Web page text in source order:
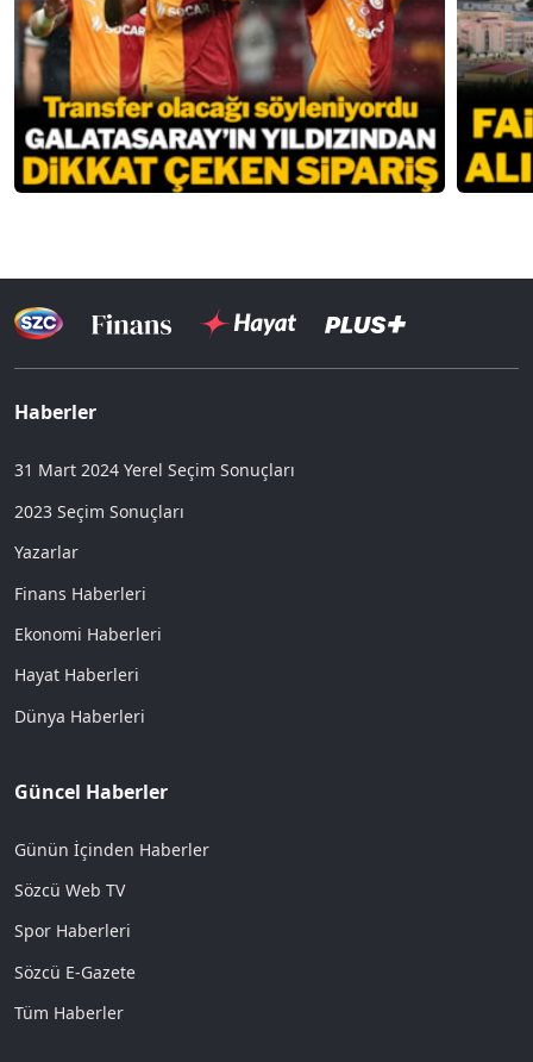
Haberler
31 Mart 2024 Yerel Seçim Sonuçları
2023 Seçim Sonuçları
Yazarlar
Finans Haberleri
Ekonomi Haberleri
Hayat Haberleri
Dünya Haberleri
Güncel Haberler
Günün İçinden Haberler
Sözcü Web TV
Spor Haberleri
Sözcü E-Gazete
Tüm Haberler